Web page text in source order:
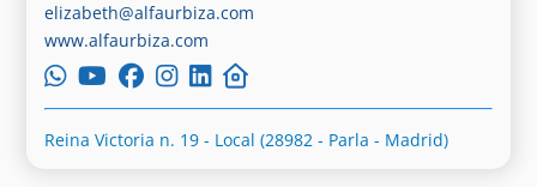
elizabeth@alfaurbiza.com
www.alfaurbiza.com
Reina Victoria n. 19 - Local (28982 - Parla - Madrid)